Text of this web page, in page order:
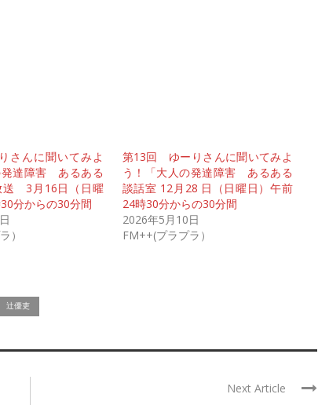
さんに聞いてみよ
発達障害 あるある
送 3月16日（日曜
分からの30分間
）
第13回 ゆーりさんに聞いてみよ
う！「大人の発達障害 あるある
談話室 12月28 日（日曜日）午前
24時30分からの30分間
2026年5月10日
FM++(プラプラ）
辻優吏
Next Article